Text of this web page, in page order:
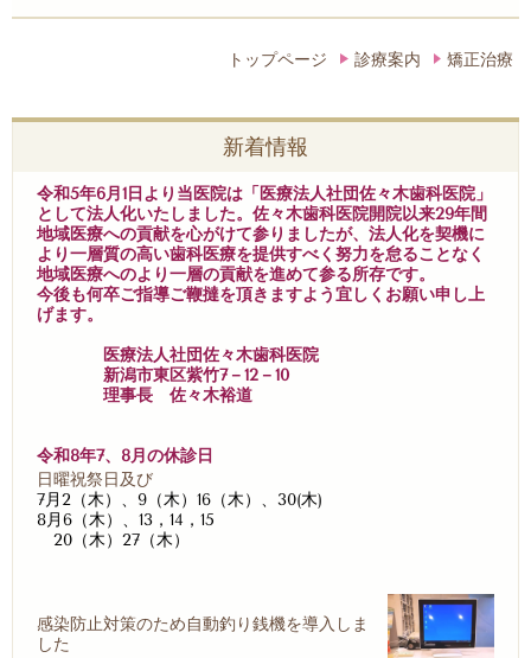
トップページ 診療案内 矯正治療
新着情報
令和5年6月1日より当医院は「医療法人社団佐々木歯科医院」
として法人化いたしました。佐々木歯科医院開院以来29年間
地域医療への貢献を心がけて参りましたが、法人化を契機に
より一層質の高い歯科医療を提供すべく努力を怠ることなく
地域医療へのより一層の貢献を進めて参る所存です。
今後も何卒ご指導ご鞭撻を頂きますよう宜しくお願い申し上
げます。
医療法人社団佐々木歯科医院
新潟市東区紫竹7－12－10
理事長 佐々木裕道
令和8年7、8月の休診日
日曜祝祭日及び
7月2（木）、9（木）16（木）、30(木)
8月6（木）、13，14，15
20（木）27（木）
感染防止対策のため自動釣り銭機を導入しま
した